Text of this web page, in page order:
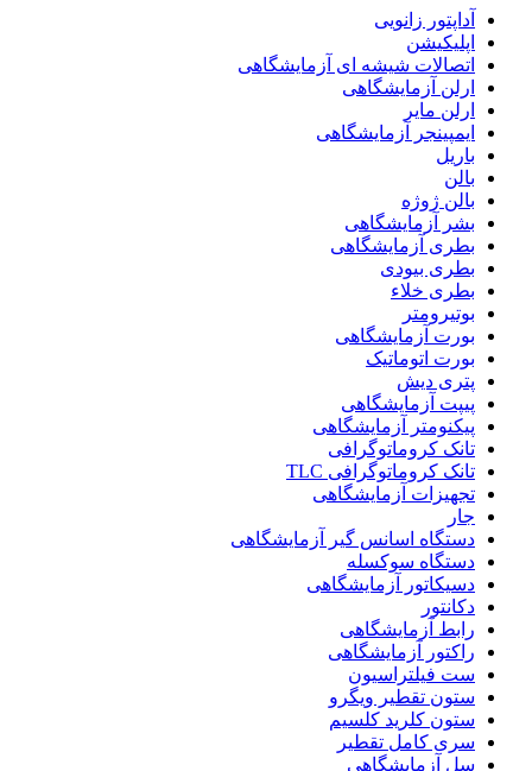
آداپتور زانویی
اپلیکیشن
اتصالات شیشه ای آزمایشگاهی
ارلن آزمایشگاهی
ارلن مایر
ایمپینجر آزمایشگاهی
باریل
بالن
بالن ژوژه
بشر آزمایشگاهی
بطری آزمایشگاهی
بطری بیودی
بطری خلاء
بوتیرومتر
بورت آزمایشگاهی
بورت اتوماتیک
پتری دیش
پیپت آزمایشگاهی
پیکنومتر آزمایشگاهی
تانک کروماتوگرافی
تانک کروماتوگرافی TLC
تجهیزات آزمایشگاهی
جار
دستگاه اسانس گیر آزمایشگاهی
دستگاه سوکسله
دسیکاتور آزمایشگاهی
دکانتور
رابط آزمایشگاهی
راکتور آزمایشگاهی
ست فیلتراسیون
ستون تقطیر ویگرو
ستون کلرید کلسیم
سری کامل تقطیر
سل آزمایشگاهی